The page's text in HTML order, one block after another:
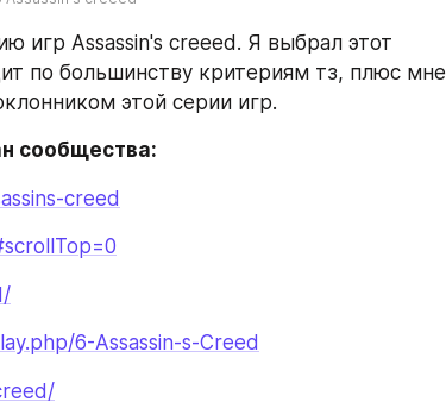
игр Assassin's creeed. Я выбрал этот
по большинству критериям тз, плюс мне
этой серии игр.
сообщества:
creed
6-Assassin-s-Creed